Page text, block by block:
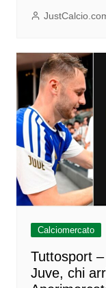
Calciomercato
Tuttosport
Juve, chi